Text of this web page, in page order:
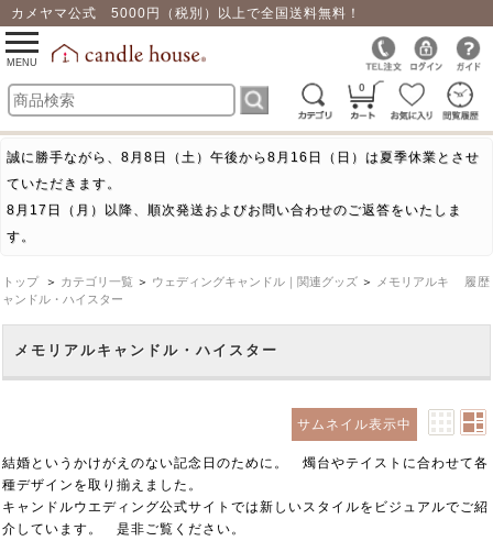
カメヤマ公式 5000円（税別）以上で全国送料無料！
0
toggle
navigation
MENU
誠に勝手ながら、8月8日（土）午後から8月16日（日）は夏季休業とさせ
ていただきます。
8月17日（月）以降、順次発送およびお問い合わせのご返答をいたしま
す。
トップ ＞ カテゴリ一覧 ＞ ウェディングキャンドル｜関連グッズ ＞
メモリアルキ
ャンドル・ハイスター
履歴
メモリアルキャンドル・ハイスター
サムネイル表示中
結婚というかけがえのない記念日のために。 燭台やテイストに合わせて各
種デザインを取り揃えました。
キャンドルウエディング公式サイトでは新しいスタイルをビジュアルでご紹
介しています。 是非ご覧ください。